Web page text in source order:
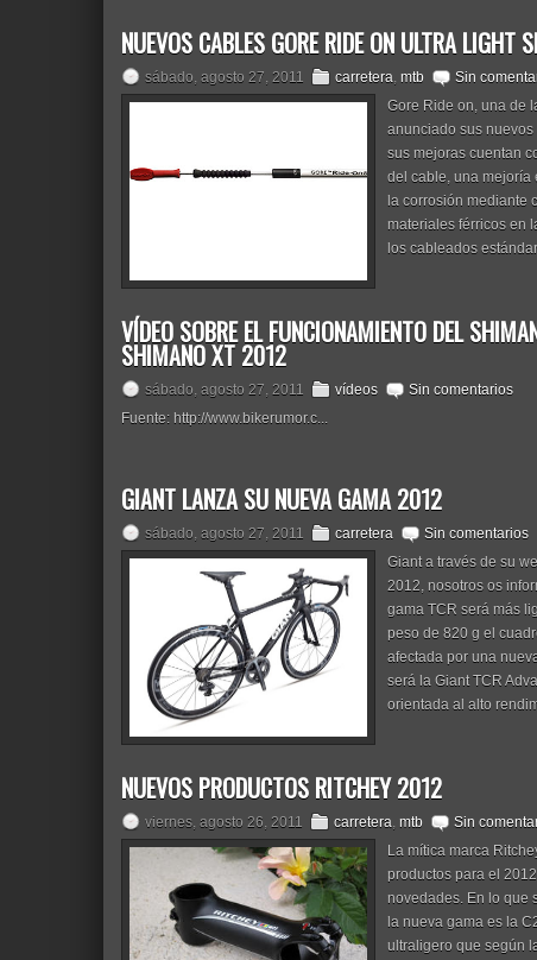
NUEVOS CABLES GORE RIDE ON ULTRA LIGHT
sábado, agosto 27, 2011 carretera, mtb
Sin
Gore Ride on, una de
anunciado sus
sus mejoras cuentan
del cable, una mejoría
la corrosión mediante
materiales férricos en
los cableados
VÍDEO SOBRE EL FUNCIONAMIENTO DEL
SHIMANO XT 2012
sábado, agosto 27, 2011 vídeos
Sin comentarios
Fuente: http://www.bikerumor.c...
GIANT LANZA SU NUEVA GAMA 2012
sábado, agosto 27, 2011 carretera
Sin comentarios
Giant a través de su
2012, nosotros os
gama TCR será más
peso de 820 g el
afectada por una
será la Giant TCR
orientada al alto
NUEVOS PRODUCTOS RITCHEY 2012
viernes, agosto 26, 2011 carretera, mtb
Sin
La mítica marca
productos para el
novedades. En lo que
la nueva gama es la
ultraligero que según